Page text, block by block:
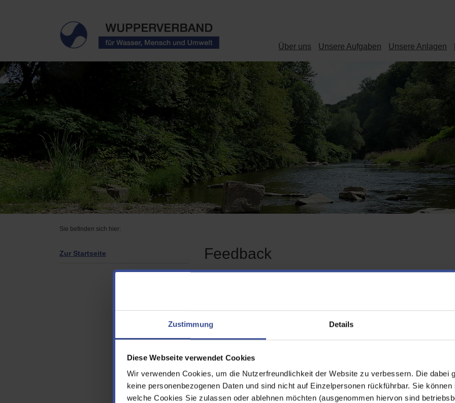
Zustimmung Details
Diese Webseite verwendet Cookies
Wir verwenden Cookies, um die Nutzerfreundlichkeit der Website zu verbessern. Die dabei
keine personenbezogenen Daten und sind nicht auf Einzelpersonen rückführbar. Sie
welche Cookies Sie zulassen oder ablehnen möchten (ausgenommen hiervon sind
Über uns Unsere Aufgaben Unsere Anlagen
Sie befinden sich hier:
Zur Startseite Feedback
Informationen gefunden
Folgende Informationen hätte ich
mir zusätzlich bzw. anders
gewünscht